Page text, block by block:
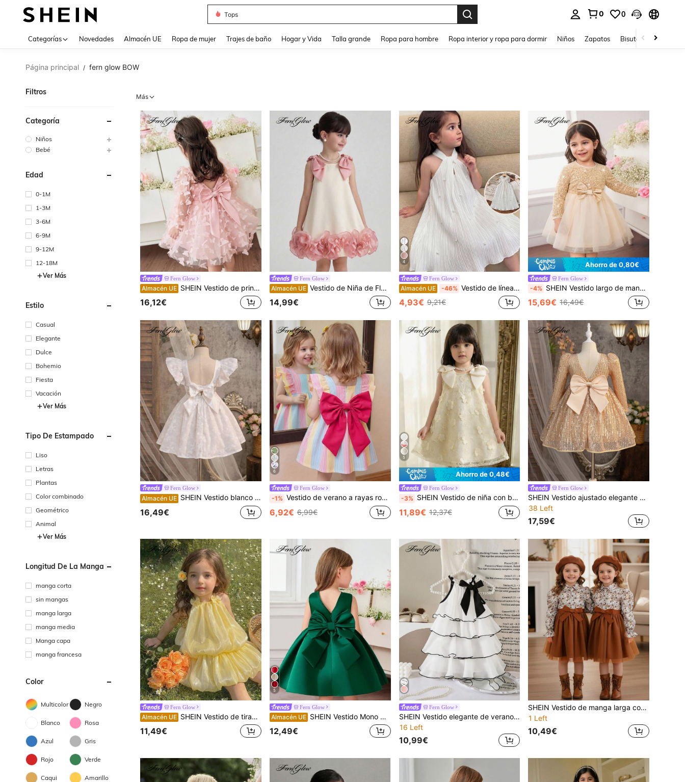
Tops
0 0
Categorías Novedades Almacén UE Ropa de mujer Trajes de baño Hogar y Vida Talla grande Ropa para hombre Ropa interior y ropa para dormir Niños Zapatos Bisutería Y
Página principal / fern glow BOW
Filtros
Categoría
Niños
Bebé
Edad
0-1M
1-3M
3-6M
6-9M
9-12M
12-18M
Ver Más
Estilo
Casual
Elegante
Dulce
Bohemio
Fiesta
Vacación
Ver Más
Tipo De Estampado
Liso
Letras
Plantas
Color combinado
Geométrico
Animal
Ver Más
Longitud De La Manga
manga corta
sin mangas
manga larga
manga media
Manga capa
manga francesa
Color
Multicolor Negro
Blanco Rosa
Azul Gris
Rojo Verde
Caqui Amarillo
Más
Fern Glow
Almacén UE SHEIN Vestido de princesa con mangas tejidas y moño 3D para niña, adecuado para reuniones, fiestas, salidas y otras ocasiones
16,12€
Fern Glow
Almacén UE Vestido de Niña de Flores de Verano Rosa Pálido, Vestido Formal Elegante para Niñas Jóvenes Cumpleaños Boda Fiesta, Sin Mangas Flores 3D Lazo Suelto Ocasión Especial
14,99€
4
Fern Glow
Almacén UE -46% Vestido de línea A blanco lechoso para niñas pequeñas con gran lazo con cuentas de perlas, vestido de princesa lindo para fiesta, sesión de fotos, salida, uso diario
4,93€ 9,21€
Ahorro de 0,80€
Fern Glow
-4% SHEIN Vestido largo de manga larga con malla de lentejuelas amarillas elegante y lindo
15,69€ 16,49€
Fern Glow
Almacén UE SHEIN Vestido blanco elegante con bordado floral, lazo y mangas cortas para niñas, vestido con lazo para fiesta de té, vestido marfil para niñas
16,49€
6
Fern Glow
-1% Vestido de verano a rayas rosas para niñas bebé, lindo vestido de cumpleaños con rayas arcoíris en tonos pastel y gran lazo, vestido casual de fiesta para niña pequeña y preadolescente con mangas con volantes
6,92€ 6,99€
5
Ahorro de 0,48€
Fern Glow
-3% SHEIN Vestido de niña con bordado 3D de lazo, adecuado para fiestas elegantes y glamorosas, vestidos formales dulces, adecuado para aniversarios, cumpleaños y actuaciones, vestido de niña con volantes y flores tridimensionales, vestido elegante, vestido de primavera y verano lindo, adecuado para uso interior y exterior, vestido con lazo, adecuado para vestidos cómodos y fáciles de usar para niñas, ropa de moda para niñas, ropa casual, vestidos para bebés y niñas
11,89€ 12,37€
Fern Glow
SHEIN Vestido ajustado elegante con lazo 3D con lentejuelas para niña joven
38 Left
17,59€
Fern Glow
Almacén UE SHEIN Vestido de tirantes con lazo amarillo elegante y lindo para bebé niña
11,49€
5
Fern Glow
Almacén UE SHEIN Vestido Mono de niña joven de cuello redondo sin mangas con moño 3D, estilo casual
12,49€
Fern Glow
SHEIN Vestido elegante de verano para fiesta de niña bebé en blanco y negro, vestido de una pieza estilo francés de organza con volantes en capas y lazo grande para niñas pequeñas
16 Left
10,99€
SHEIN Vestido de manga larga con estampado floral elegante, decoración de lazo y contraste de malla para niña
1 Left
10,49€